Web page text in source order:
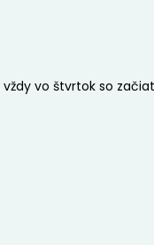
vo štvrtok so